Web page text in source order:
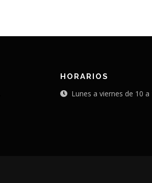
HORARIOS
Lunes a viernes de 10 a